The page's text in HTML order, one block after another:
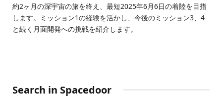
約2ヶ月の深宇宙の旅を終え、最短2025年6月6日の着陸を目指
します。ミッション1の経験を活かし、今後のミッション3、4
と続く月面開発への挑戦を紹介します。
Search in Spacedoor